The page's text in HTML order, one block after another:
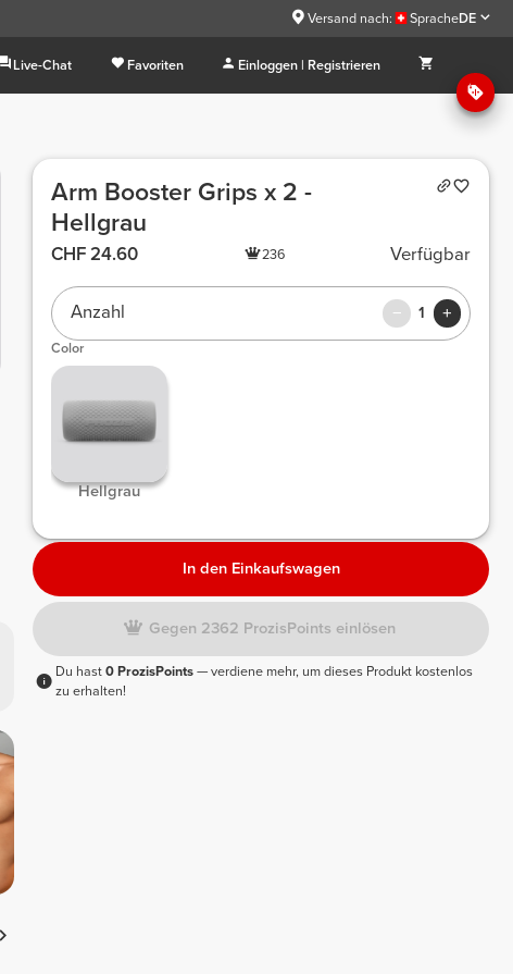
Versand nach: SpracheDE
Live-Chat Favoriten Einloggen | Registrieren
Arm Booster Grips x 2 -
Hellgrau
CHF 24.60 236 Verfügbar
Anzahl 1
Color
Hellgrau
In den Einkaufswagen
Gegen 2362 ProzisPoints einlösen
Du hast0 ProzisPoints— verdiene mehr, um dieses Produkt kostenlos
zu erhalten!